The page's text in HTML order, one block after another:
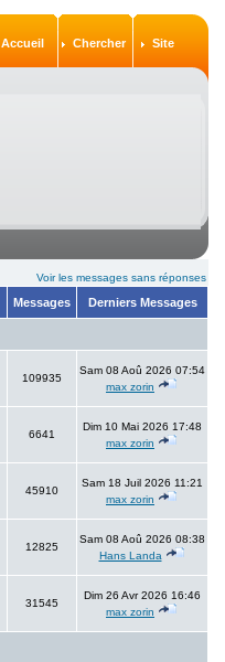
Accueil Chercher Site
Voir les messages sans réponses
Messages Derniers Messages
109935
Sam 08 Aoû 2026 07:54
max zorin
6641
Dim 10 Mai 2026 17:48
max zorin
45910
Sam 18 Juil 2026 11:21
max zorin
12825
Sam 08 Aoû 2026 08:38
Hans Landa
31545
Dim 26 Avr 2026 16:46
max zorin